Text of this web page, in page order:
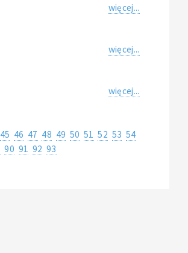
więcej...
więcej...
więcej...
45 46 47 48 49 50 51 52 53 54
90 91 92 93